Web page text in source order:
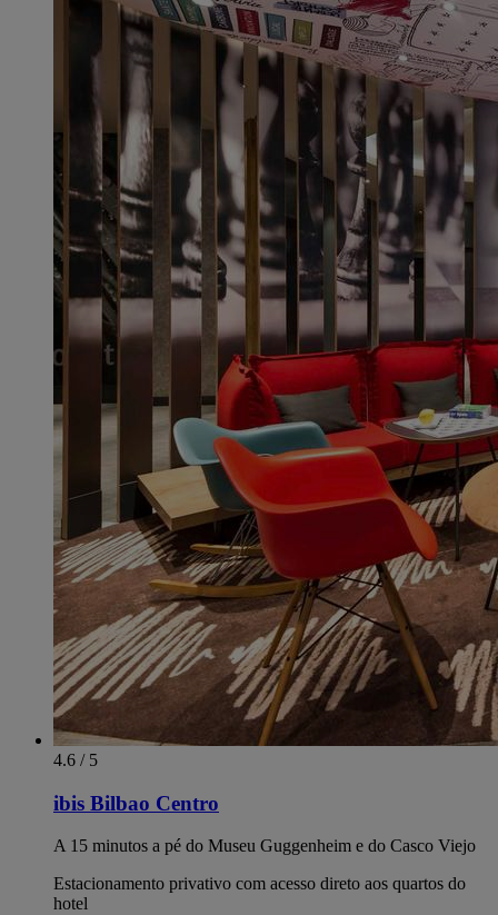
4.6 / 5
ibis Bilbao Centro
A 15 minutos a pé do Museu Guggenheim e do Casco Viejo
Estacionamento privativo com acesso direto aos quartos do
hotel